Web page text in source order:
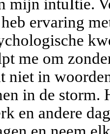
mijn intuÎtie.
ervaring
me om
niet in
in de storm.
en andere